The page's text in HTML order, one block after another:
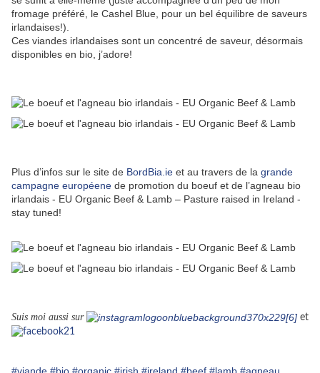
fromage préféré, le Cashel Blue, pour un bel équilibre de saveurs
irlandaises!).
Ces viandes irlandaises sont un concentré de saveur, désormais
disponibles en bio, j’adore!
Plus d’infos sur le site de BordBia.ie et au travers de la grande
campagne européene de promotion du boeuf et de l’agneau bio
irlandais - EU Organic Beef & Lamb – Pasture raised in Ireland -
stay tuned!
Suis moi aussi sur et
#viande #bio #organic #irish #ireland #beef #lamb #agneau